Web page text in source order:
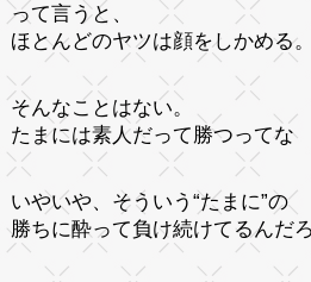
って言うと、
ほとんどのヤツは顔をしかめる。
そんなことはない。
たまには素人だって勝つってな
いやいや、そういう“たまに”の
勝ちに酔って負け続けてるんだ